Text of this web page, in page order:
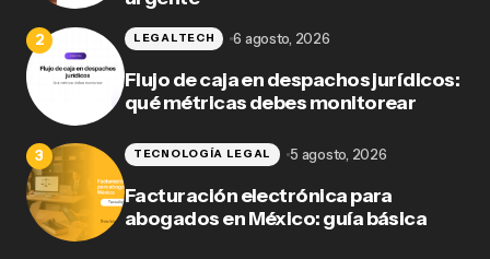
Flujo de caja en despachos jurídicos:
qué métricas debes monitorear
LEGALTECH 6 agosto, 2026
Facturación electrónica para
abogados en México: guía básica
TECNOLOGÍA LEGAL 5 agosto, 2026